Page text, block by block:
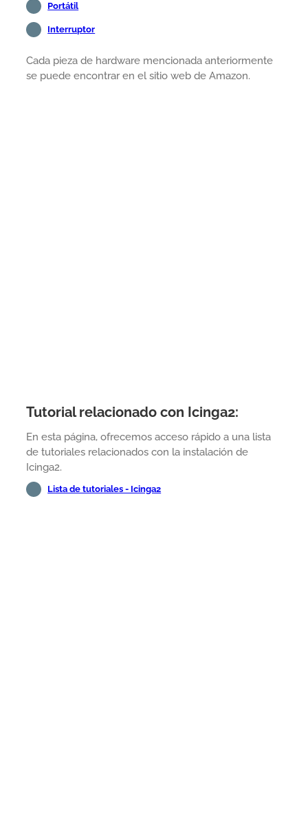
Portátil
Interruptor
Cada pieza de hardware mencionada anteriormente
se puede encontrar en el sitio web de Amazon.
Tutorial relacionado con Icinga2:
En esta página, ofrecemos acceso rápido a una lista
de tutoriales relacionados con la instalación de
Icinga2.
Lista de tutoriales - Icinga2